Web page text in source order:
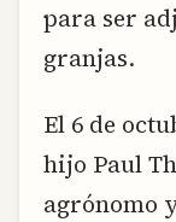
para ser
granjas.
El 6 de
hijo Paul
agrónomo